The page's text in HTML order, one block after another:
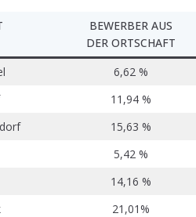
BEWER­BER AUS
DER ORT­SCHAFT
6,62 %
11,94 %
15,63 %
5,42 %
14,16 %
21,01%